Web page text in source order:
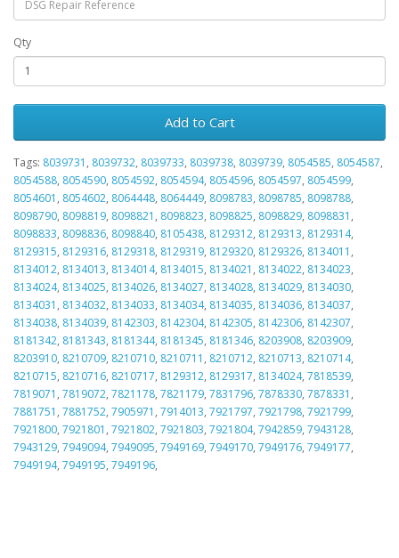
Qty
Add to Cart
Tags: 8039731 , 8039732, 8039733, 8039738, 8039739, 8054585, 8054587,
8054588, 8054590, 8054592, 8054594, 8054596, 8054597, 8054599,
8054601 , 8054602, 8064448, 8064449, 8098783, 8098785, 8098788,
8098790, 8098819, 8098821 , 8098823, 8098825, 8098829, 8098831 ,
8098833, 8098836, 8098840, 8105438, 8129312, 8129313, 8129314,
8129315, 8129316, 8129318, 8129319, 8129320, 8129326, 8134011 ,
8134012, 8134013, 8134014, 8134015, 8134021 , 8134022, 8134023,
8134024, 8134025, 8134026, 8134027, 8134028, 8134029, 8134030,
8134031 , 8134032, 8134033, 8134034, 8134035, 8134036, 8134037,
8134038, 8134039, 8142303, 8142304, 8142305, 8142306, 8142307,
8181342, 8181343, 8181344, 8181345, 8181346, 8203908, 8203909,
8203910, 8210709, 8210710, 8210711 , 8210712, 8210713, 8210714,
8210715, 8210716, 8210717, 8129312, 8129317, 8134024, 7818539,
7819071 , 7819072, 7821178, 7821179, 7831796, 7878330, 7878331 ,
7881751 , 7881752, 7905971 , 7914013, 7921797, 7921798, 7921799,
7921800, 7921801 , 7921802, 7921803, 7921804, 7942859, 7943128,
7943129, 7949094, 7949095, 7949169, 7949170, 7949176, 7949177,
7949194, 7949195, 7949196,